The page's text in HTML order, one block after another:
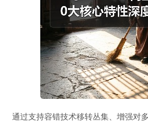
通过支持容错技术移转丛集、增强对